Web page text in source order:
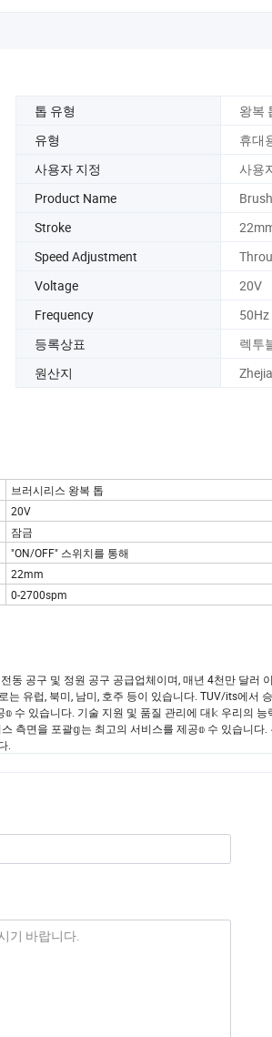
톱 유형
왕복
유형
휴대
사용자 지정
사용
Product Name
Stroke
Speed Adjustment
Voltage
20V
Frequency
50Hz
등록상표
렉투
원산지
브러시리스 왕복 톱
20V
잠금
"ON/OFF" 스위치를 통해
22mm
0-2700spm
공구 및 정원 공구 공급업체이며, 매년 4천만 달러
유럽, 북미, 남미, 호주 등이 있습니다. TUV/its에서
수 있습니다. 기술 지원 및 품질 관리에 대𝕜 우리의 능
측면을 포괄𝕘는 최고의 서비스를 제공𝕠 수 있습니다
.